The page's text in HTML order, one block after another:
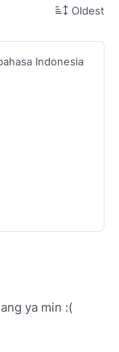
Oldest
Indonesia
ya min :(